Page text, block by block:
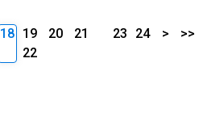
18 19 20
21
22
23 24 > >>